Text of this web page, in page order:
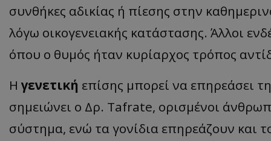
συνθήκες αδικίας ή πίεσης στην
λόγω οικογενειακής κατάστασης. Άλλοι
όπου ο θυμός ήταν κυρίαρχος τρόπος
Η γενετική επίσης μπορεί να επηρεάσει
σημειώνει ο Δρ. Tafrate, ορισμένοι
σύστημα, ενώ τα γονίδια επηρεάζουν και
__cf_bm